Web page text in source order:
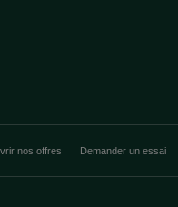
nos offres Demander un essai